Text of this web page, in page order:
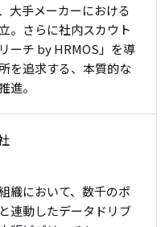
大手メーカーにおける
。さらに社内スカウト
ーチ by HRMOS」を導
を追求する、本質的な
進。
織において、数千のポ
連動したデータドリブ